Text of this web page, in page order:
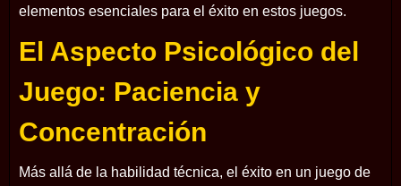
elementos esenciales para el éxito en estos juegos.
El Aspecto Psicológico del
Juego: Paciencia y
Concentración
Más allá de la habilidad técnica, el éxito en un juego de